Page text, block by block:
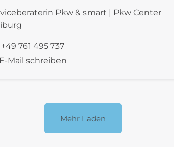
Pkw & smart | Pkw Center
+49 761 495 737
E-Mail schreiben
Mehr Laden